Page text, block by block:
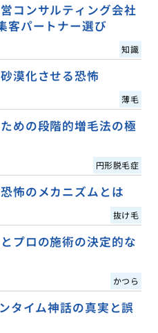
コンサルティング会社
客パートナー選び
知識
漠化させる恐怖
薄毛
めの段階的増毛法の極
円形脱毛症
怖のメカニズムとは
抜け毛
プロの施術の決定的な
かつら
タイム神話の真実と誤